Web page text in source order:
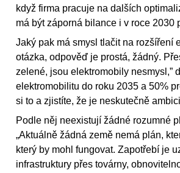
když firma pracuje na dalších
má být záporná bilance i v roce 2030
Jaký pak má smysl tlačit na rozšíření
otázka, odpověď je prostá, žádný.
zelené, jsou elektromobily nesmysl,”
elektromobilitu do roku 2035 a 50%
si to a zjistíte, že je neskutečně
Podle něj neexistují žádné rozumné
„Aktuálně žádná země nemá plán,
který by mohl fungovat. Zapotřebí je
infrastruktury přes továrny,